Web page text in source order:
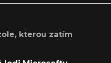
kterou zatím